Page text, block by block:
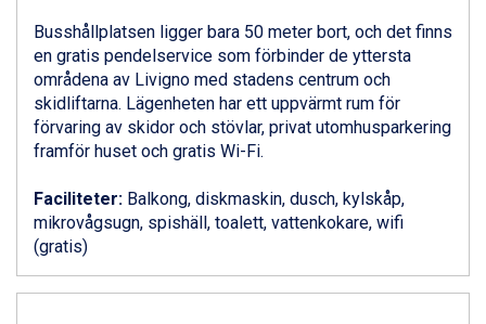
Bad Gastein från 6.295 kr.
Arabba från 11.045 kr.
La Thuile från 7.045 kr.
Cervinia från 8.245 kr.
Bad Hofgastein från 8.595 kr.
Passo Tonale från 5.895 kr.
Saalbach från 9.445 kr.
Champoluc från 5.945 kr.
Sestriere från 6.945 kr.
Wagrain från 7.095 kr.
Fieberbrunn från 9.645 kr.
Busshållplatsen ligger bara 50 meter bort, och det finns
en gratis pendelservice som förbinder de yttersta
områdena av Livigno med stadens centrum och
skidliftarna. Lägenheten har ett uppvärmt rum för
förvaring av skidor och stövlar, privat utomhusparkering
framför huset och gratis Wi-Fi.
Faciliteter: Balkong, diskmaskin, dusch, kylskåp,
mikrovågsugn, spishäll, toalett, vattenkokare, wifi
(gratis)